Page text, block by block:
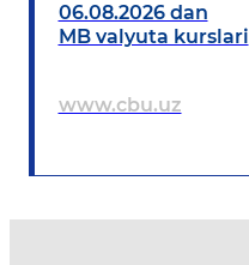
06.08.2026 dan
MB valyuta kurslari
www.cbu.uz